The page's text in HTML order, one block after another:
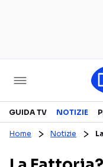
Televisione
CANALI TV
GUIDA TV NOTIZIE
Home Notizie